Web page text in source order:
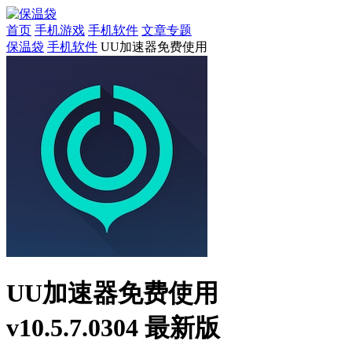
首页 手机游戏 手机软件 文章专题
保温袋 手机软件 UU加速器免费使用
UU加速器免费使用
v10.5.7.0304 最新版